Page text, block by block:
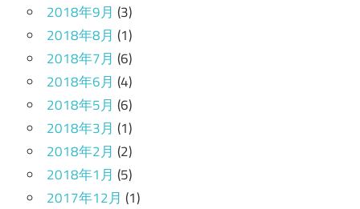
2018年9月 (3)
2018年8月 (1)
2018年7月 (6)
2018年6月 (4)
2018年5月 (6)
2018年3月 (1)
2018年2月 (2)
2018年1月 (5)
2017年12月 (1)